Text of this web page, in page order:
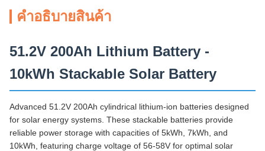
คําอธิบายสินค้า
51.2V 200Ah Lithium Battery -
10kWh Stackable Solar Battery
Advanced 51.2V 200Ah cylindrical lithium-ion batteries designed
for solar energy systems. These stackable batteries provide
reliable power storage with capacities of 5kWh, 7kWh, and
10kWh, featuring charge voltage of 56-58V for optimal solar